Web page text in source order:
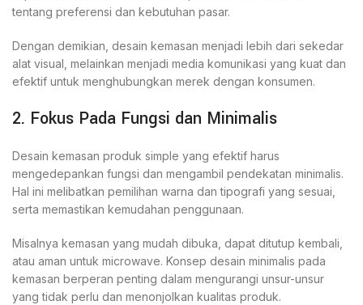
tentang preferensi dan kebutuhan pasar.
Dengan demikian, desain kemasan menjadi lebih dari sekedar
alat visual, melainkan menjadi media komunikasi yang kuat dan
efektif untuk menghubungkan merek dengan konsumen.
2. Fokus Pada Fungsi dan Minimalis
Desain kemasan produk simple yang efektif harus
mengedepankan fungsi dan mengambil pendekatan minimalis.
Hal ini melibatkan pemilihan warna dan tipografi yang sesuai,
serta memastikan kemudahan penggunaan.
Misalnya kemasan yang mudah dibuka, dapat ditutup kembali,
atau aman untuk microwave. Konsep desain minimalis pada
kemasan berperan penting dalam mengurangi unsur-unsur
yang tidak perlu dan menonjolkan kualitas produk.